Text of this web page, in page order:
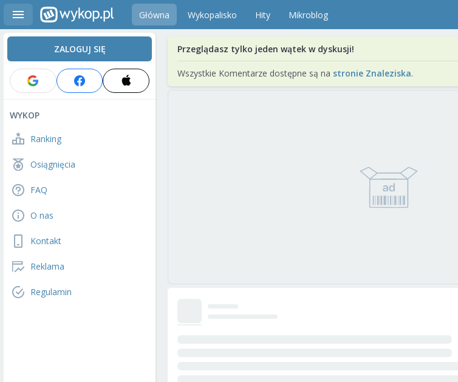
Główna Wykopalisko Hity Mikroblog
ZALOGUJ SIĘ
WYKOP
Ranking
Osiągnięcia
FAQ
O nas
Kontakt
Reklama
Regulamin
Przeglądasz tylko jeden wątek w dyskusji!
Wszystkie Komentarze dostępne są na stronie Znaleziska.